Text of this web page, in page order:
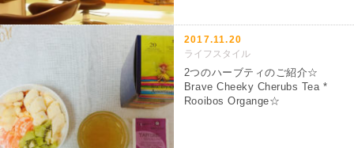
2017.11.20
ライフスタイル
2つのハーブティのご紹介☆
Brave Cheeky Cherubs Tea *
Rooibos Organge☆